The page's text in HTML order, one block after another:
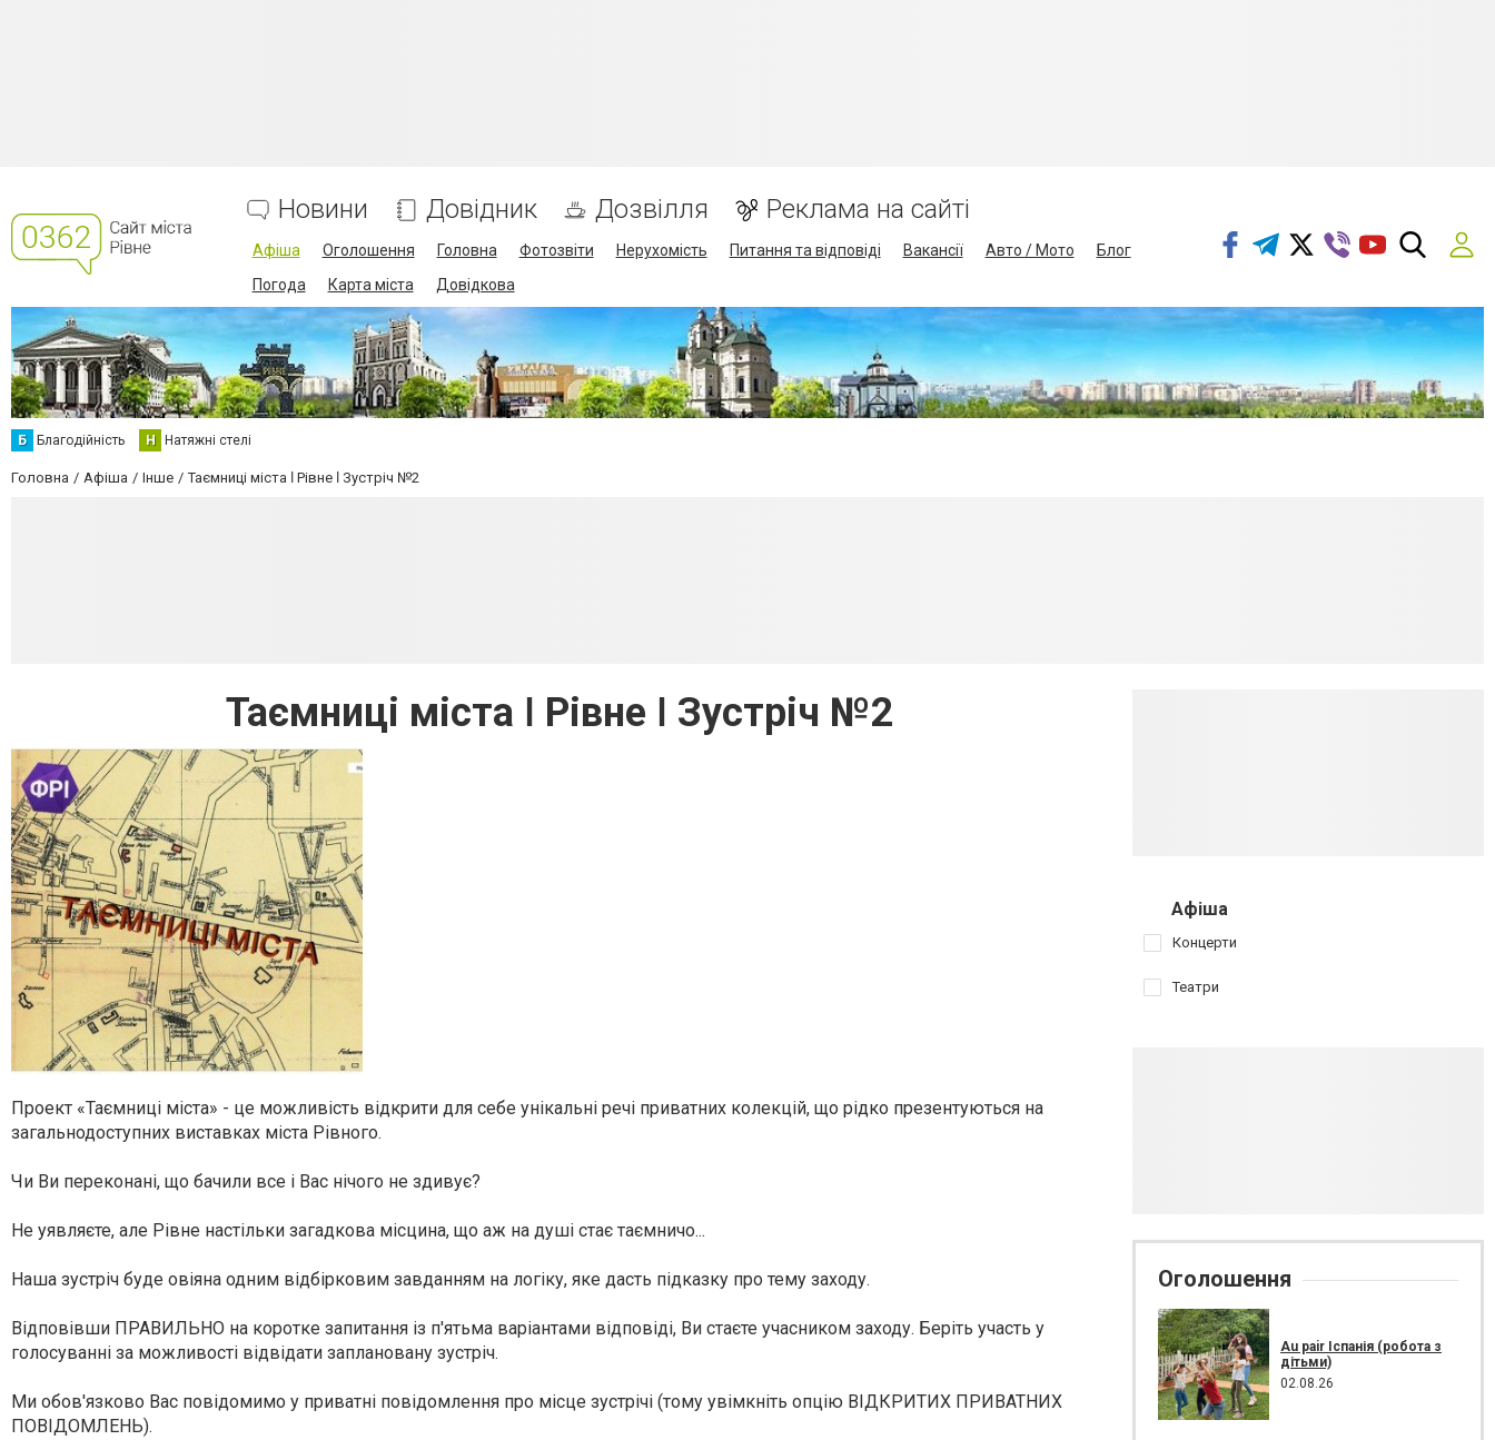
Новини Довідник Дозвілля Реклама на сайті
Афіша Оголошення Головна Фотозвіти Нерухомість Питання та відповіді Вакансії Авто / Мото
Блог
Погода
Карта міста Довідкова
Б Благодійність Н Натяжні стелі
Головна Афіша Інше Таємниці міста ǀ Рівне ǀ Зустріч №2
Таємниці міста ǀ Рівне ǀ Зустріч №2
Проект «Таємниці міста» - це можливість відкрити для себе унікальні речі приватних колекцій, що рідко презентуються на
загальнодоступних виставках міста Рівного.
Чи Ви переконані, що бачили все і Вас нічого не здивує?
Не уявляєте, але Рівне настільки загадкова місцина, що аж на душі стає таємничо...
Наша зустріч буде овіяна одним відбірковим завданням на логіку, яке дасть підказку про тему заходу.
Відповівши ПРАВИЛЬНО на коротке запитання із п'ятьма варіантами відповіді, Ви стаєте учасником заходу. Беріть участь у
голосуванні за можливості відвідати заплановану зустріч.
Ми обов'язково Вас повідомимо у приватні повідомлення про місце зустрічі (тому увімкніть опцію ВІДКРИТИХ ПРИВАТНИХ
ПОВІДОМЛЕНЬ).
Афіша
Концерти
Театри
Оголошення
Au pair Іспанія (робота з
дітьми)
02.08.26